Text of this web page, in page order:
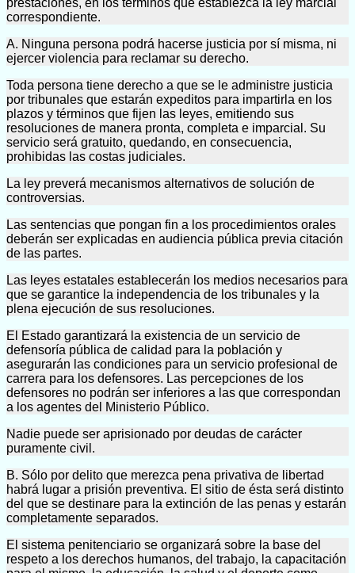
prestaciones, en los términos que establezca la ley marcial
correspondiente.
A. Ninguna persona podrá hacerse justicia por sí misma, ni
ejercer violencia para reclamar su derecho.
Toda persona tiene derecho a que se le administre justicia
por tribunales que estarán expeditos para impartirla en los
plazos y términos que fijen las leyes, emitiendo sus
resoluciones de manera pronta, completa e imparcial. Su
servicio será gratuito, quedando, en consecuencia,
prohibidas las costas judiciales.
La ley preverá mecanismos alternativos de solución de
controversias.
Las sentencias que pongan fin a los procedimientos orales
deberán ser explicadas en audiencia pública previa citación
de las partes.
Las leyes estatales establecerán los medios necesarios para
que se garantice la independencia de los tribunales y la
plena ejecución de sus resoluciones.
El Estado garantizará la existencia de un servicio de
defensoría pública de calidad para la población y
asegurarán las condiciones para un servicio profesional de
carrera para los defensores. Las percepciones de los
defensores no podrán ser inferiores a las que correspondan
a los agentes del Ministerio Público.
Nadie puede ser aprisionado por deudas de carácter
puramente civil.
B. Sólo por delito que merezca pena privativa de libertad
habrá lugar a prisión preventiva. El sitio de ésta será distinto
del que se destinare para la extinción de las penas y estarán
completamente separados.
El sistema penitenciario se organizará sobre la base del
respeto a los derechos humanos, del trabajo, la capacitación